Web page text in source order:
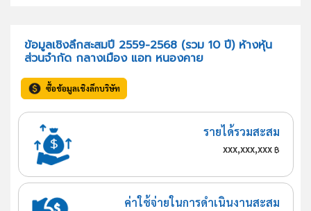
ข้อมูลเชิงลึกสะสมปี 2559-2568 (รวม 10 ปี) ห้างหุ้น
ส่วนจำกัด กลางเมือง แอท หนองคาย
ซื้อข้อมูลเชิงลึกบริษัท
รายได้รวมสะสม
xxx,xxx,xxx฿
ค่าใช้จ่ายในการดำเนินงานสะสม